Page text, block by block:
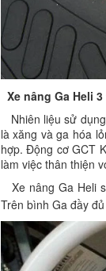
Xe nâng Ga Heli
Nhiên liệu sử
là xăng và ga hóa
hợp. Động cơ GCT
làm việc thân thiện
Xe nâng Ga Heli
Trên bình Ga đầy